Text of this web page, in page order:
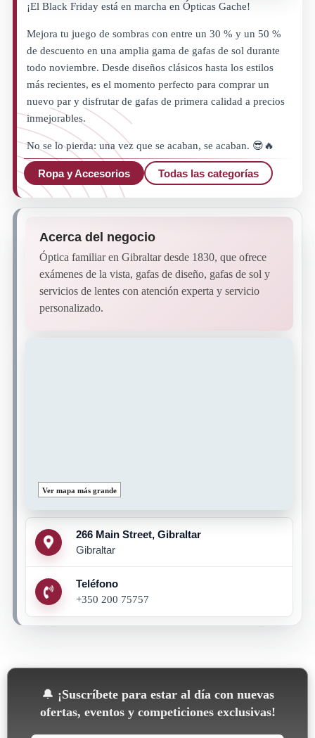
Acerca del negocio
Óptica familiar en Gibraltar desde 1830, que ofrece
exámenes de la vista, gafas de diseño, gafas de sol y
servicios de lentes con atención experta y servicio
personalizado.
Ver mapa más grande
266 Main Street, Gibraltar
Gibraltar
Teléfono
+350 200 75757
¡El Black Friday está en marcha en Ópticas Gache!
Mejora tu juego de sombras con entre un 30 % y un 50 %
de descuento en una amplia gama de gafas de sol durante
todo noviembre. Desde diseños clásicos hasta los estilos
más recientes, es el momento perfecto para comprar un
nuevo par y disfrutar de gafas de primera calidad a precios
inmejorables.
No se lo pierda: una vez que se acaban, se acaban. 😎🔥
Ropa y Accesorios Todas las categorías
🔔 ¡Suscríbete para estar al día con nuevas
ofertas, eventos y competiciones exclusivas!